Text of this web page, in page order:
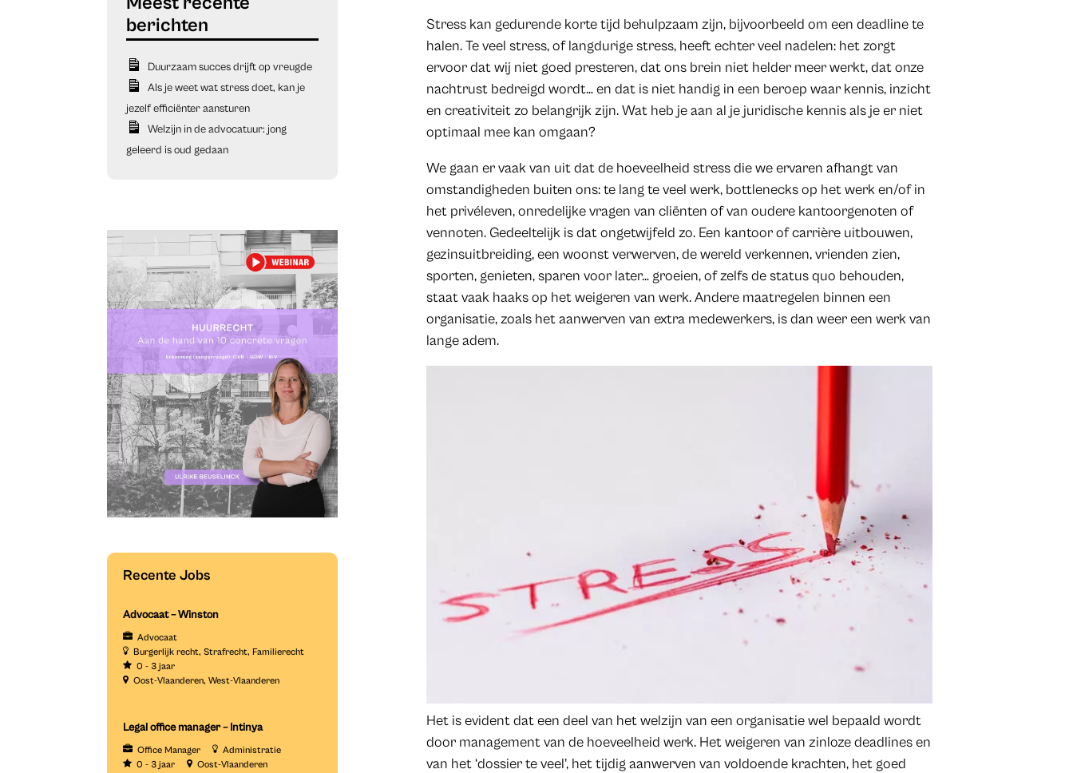
Duurzaam succes drijft op vreugde
Als je weet wat stress doet, kan je
jezelf efficiënter aansturen
Welzijn in de advocatuur: jong
geleerd is oud gedaan
Recente Jobs
Advocaat – Winston
Advocaat
Burgerlijk recht Strafrecht Familierecht
0 - 3 jaar
Oost-Vlaanderen West-Vlaanderen
Legal office manager – Intinya
Office Manager
Administratie
0 - 3 jaar
Oost-Vlaanderen
Stress kan gedurende korte tijd behulpzaam zijn, bijvoorbeeld om een deadline te
halen. Te veel stress, of langdurige stress, heeft echter veel nadelen: het zorgt
ervoor dat wij niet goed presteren, dat ons brein niet helder meer werkt, dat onze
nachtrust bedreigd wordt… en dat is niet handig in een beroep waar kennis, inzicht
en creativiteit zo belangrijk zijn. Wat heb je aan al je juridische kennis als je er niet
optimaal mee kan omgaan?
We gaan er vaak van uit dat de hoeveelheid stress die we ervaren afhangt van
omstandigheden buiten ons: te lang te veel werk, bottlenecks op het werk en/of in
het privéleven, onredelijke vragen van cliënten of van oudere kantoorgenoten of
vennoten. Gedeeltelijk is dat ongetwijfeld zo. Een kantoor of carrière uitbouwen,
gezinsuitbreiding, een woonst verwerven, de wereld verkennen, vrienden zien,
sporten, genieten, sparen voor later… groeien, of zelfs de status quo behouden,
staat vaak haaks op het weigeren van werk. Andere maatregelen binnen een
organisatie, zoals het aanwerven van extra medewerkers, is dan weer een werk van
lange adem.
Het is evident dat een deel van het welzijn van een organisatie wel bepaald wordt
door management van de hoeveelheid werk. Het weigeren van zinloze deadlines en
van het ‘dossier te veel’, het tijdig aanwerven van voldoende krachten, het goed